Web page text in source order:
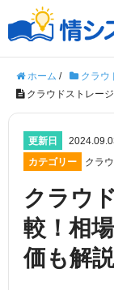
ホーム / クラウ
クラウドストレー
更新日
カテゴリー
クラ
クラウ
較！相
価も解説